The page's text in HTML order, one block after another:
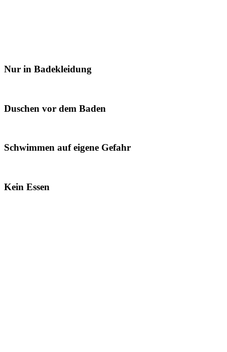
Nur in Badekleidung
Duschen vor dem Baden
Schwimmen auf eigene Gefahr
Kein Essen